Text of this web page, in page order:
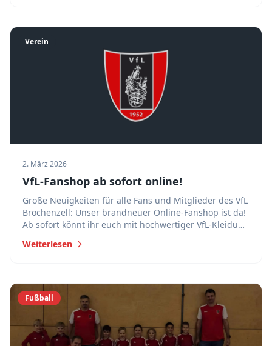
Verein
2. März 2026
VfL-Fanshop ab sofort online!
Große Neuigkeiten für alle Fans und Mitglieder des VfL
Brochenzell: Unser brandneuer Online-Fanshop ist da!
Ab sofort könnt ihr euch mit hochwertiger VfL-Kleidung
Weiterlesen
Fußball